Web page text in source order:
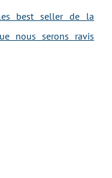
best seller de la
nous serons ravis